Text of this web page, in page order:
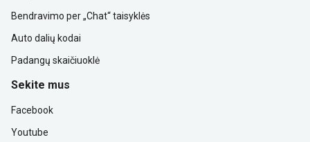
Bendravimo per „Chat“ taisyklės
Auto dalių kodai
Padangų skaičiuoklė
Sekite mus
Facebook
Youtube